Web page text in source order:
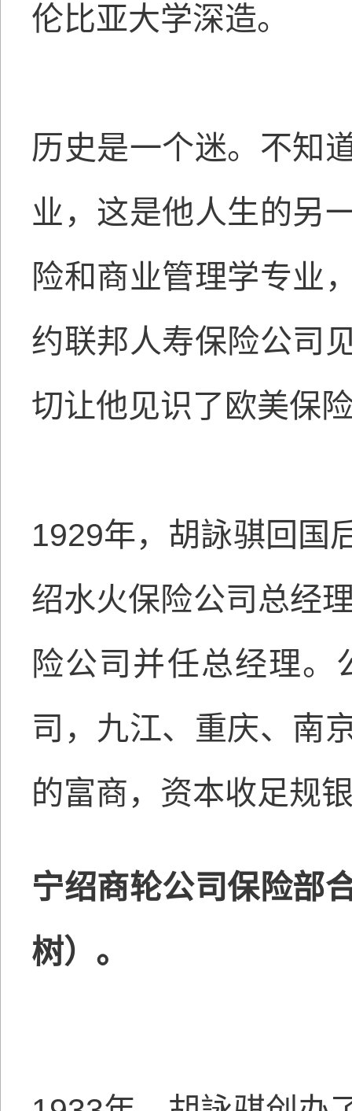
伦比亚大学深造。
历史是一个迷。不知
业，这是他人生的另
险和商业管理学专业
约联邦人寿保险公司
切让他见识了欧美保
1929年，胡詠骐回国
绍水火保险公司总经
险公司并任总经理
司，九江、重庆、南
的富商，资本收足规
宁绍商轮公司保险部
树）。